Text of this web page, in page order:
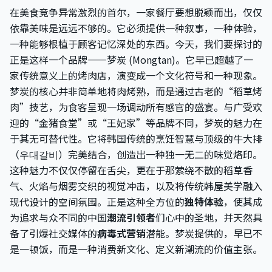
在美食竞争异常激烈的首尔，一家餐厅要想脱颖而出，仅仅
依靠美味是远远不够的。它必须提供一种叙事，一种体验，
一种能够根植于顾客记忆深处的东西。今天，我们要探讨的
正是这样一个品牌——梦炭 (Mongtan)。它早已超越了一
家传统意义上的烤肉店，演变成一个文化符号和一种现象。
梦炭的核心并非简单地将肉烤熟，而是通过古老的“稻草烤
肉”技艺，为食客呈现一场调动所有感官的盛宴。与广受欢
迎的“金猪食堂”或“王妃家”等品牌不同，梦炭的魅力在
于其无可替代性。它将韩国传统的烹饪智慧与顶级的牛大排
（우대갈비）完美结合，创造出一种独一无二的味觉烙印。
这种魅力不仅仅停留在舌尖，更在于那萦绕不散的稻草香
气、火焰与烟雾交织的视觉冲击，以及将传统韩屋美学融入
现代设计的空间氛围。正是这种全方位的独特体验，使其成
为追求与众不同的中国潮流引领者们心中的圣地，并天然具
备了引爆社交媒体的病毒式营销潜能。梦炭提供的，早已不
是一顿饭，而是一种消费新文化、定义新潮流的价值主张。